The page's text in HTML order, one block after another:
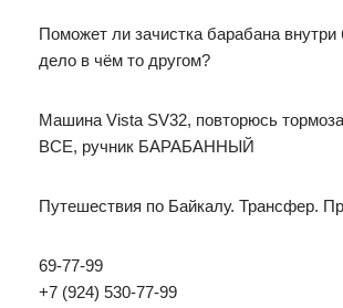
Поможет ли зачистка барабана внутри
дело в чём то другом?
Машина Vista SV32, повторюсь
ВСЕ, ручник БАРАБАННЫЙ
Путешествия по Байкалу. Трансфер.
69-77-99
+7 (924) 530-77-99